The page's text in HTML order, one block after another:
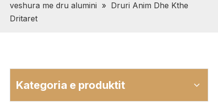
veshura me dru alumini » Druri Anim Dhe Kthe
Dritaret
Kategoria e produktit